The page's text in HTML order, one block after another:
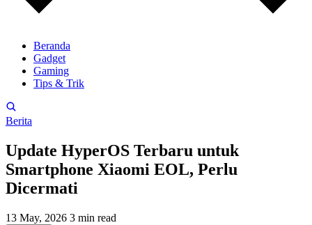
Beranda
Gadget
Gaming
Tips & Trik
Berita
Update HyperOS Terbaru untuk
Smartphone Xiaomi EOL, Perlu
Dicermati
13 May, 2026 3 min read